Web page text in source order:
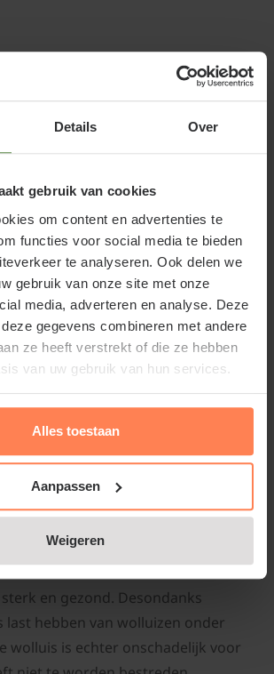
Details Over
gebruik van cookies
om content en advertenties te
functies voor social media te bieden
te analyseren. Ook delen we
gebruik van onze site met onze
media, adverteren en analyse. Deze
gegevens combineren met andere
ze heeft verstrekt of die ze hebben
van uw gebruik van hun services.
Alles toestaan
Aanpassen
Weigeren
snoeien en verzorgen
de stam zit vergaat rustig aan, de
aan het directe zonlicht op
zonlicht kunnen wennen. Het is
er opnieuw jute rond te binden dit
bescherming van de stam.
rode Leibeuk te scheren als een
de dunne en grijzige bast van
beschaduwd en beschermd
einde zomer is een goede tijd
en gezond. Desondanks
last hebben van wolluizen onder
wolluis is echter onschadelijk voor